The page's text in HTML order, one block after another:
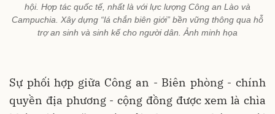
hội. Hợp tác quốc tế, nhất là với lực lượng Công an Lào và
Campuchia. Xây dựng “lá chắn biên giới” bền vững thông qua hỗ
trợ an sinh và sinh kế cho người dân. Ảnh minh họa
Sự phối hợp giữa Công an - Biên phòng - chính
quyền địa phương - cộng đồng được xem là chìa